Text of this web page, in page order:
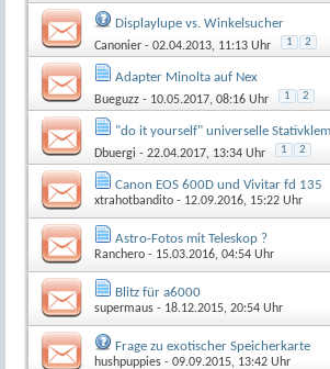
Displaylupe vs. Winkelsucher
Canonier - 02.04.2013, 11:13 Uhr 1 2
Adapter Minolta auf Nex
Bueguzz - 10.05.2017, 08:16 Uhr 1 2
"do it yourself" universelle
Dbuergi - 22.04.2017, 13:34 Uhr 1 2
Canon EOS 600D und Vivitar fd 135
xtrahotbandito - 12.09.2016, 15:22 Uhr
Astro-Fotos mit Teleskop ?
Ranchero - 15.03.2016, 04:54 Uhr
Blitz für a6000
supermaus - 18.12.2015, 20:54 Uhr
Frage zu exotischer Speicherkarte
hushpuppies - 09.09.2015, 13:42 Uhr